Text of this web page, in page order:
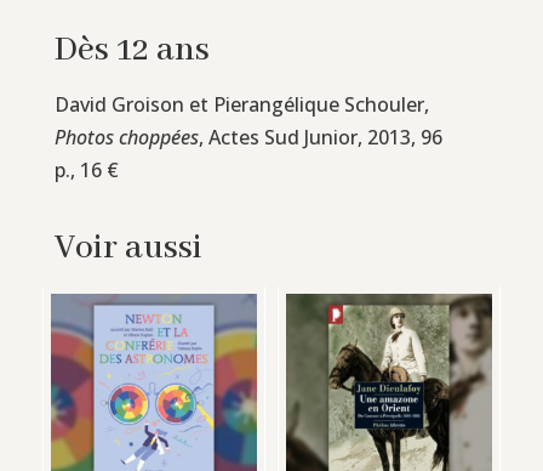
Dès 12 ans
David Groison et Pierangélique Schouler,
Photos choppées, Actes Sud Junior, 2013, 96
p., 16 €
Voir aussi